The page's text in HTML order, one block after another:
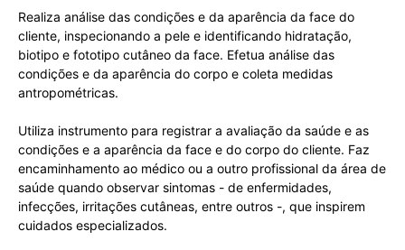
Realiza análise das condições e da aparência da face do
cliente, inspecionando a pele e identificando hidratação,
biotipo e fototipo cutâneo da face. Efetua análise das
condições e da aparência do corpo e coleta medidas
antropométricas.
Utiliza instrumento para registrar a avaliação da saúde e as
condições e a aparência da face e do corpo do cliente. Faz
encaminhamento ao médico ou a outro profissional da área de
saúde quando observar sintomas - de enfermidades,
infecções, irritações cutâneas, entre outros -, que inspirem
cuidados especializados.